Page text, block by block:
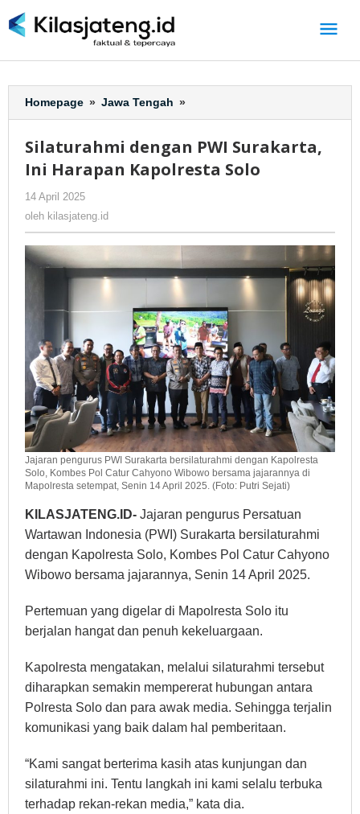
ke
Homepage » Jawa Tengah »
dengan
Surakarta,
Ini
Silaturahmi dengan PWI Surakarta,
Ini Harapan Kapolresta Solo
14 April 2025
kilasjateng.id
oleh kilasjateng.id
Jajaran pengurus PWI Surakarta bersilaturahmi dengan Kapolresta
Solo, Kombes Pol Catur Cahyono Wibowo bersama jajarannya di
Mapolresta setempat, Senin 14 April 2025. (Foto: Putri Sejati)
KILASJATENG.ID- Jajaran pengurus Persatuan
Wartawan Indonesia (PWI) Surakarta bersilaturahmi
dengan Kapolresta Solo, Kombes Pol Catur Cahyono
Wibowo bersama jajarannya, Senin 14 April 2025.
Pertemuan yang digelar di Mapolresta Solo itu
berjalan hangat dan penuh kekeluargaan.
Kapolresta mengatakan, melalui silaturahmi tersebut
diharapkan semakin mempererat hubungan antara
Polresta Solo dan para awak media. Sehingga terjalin
komunikasi yang baik dalam hal pemberitaan.
“Kami sangat berterima kasih atas kunjungan dan
silaturahmi ini. Tentu langkah ini kami selalu terbuka
terhadap rekan-rekan media,” kata dia.